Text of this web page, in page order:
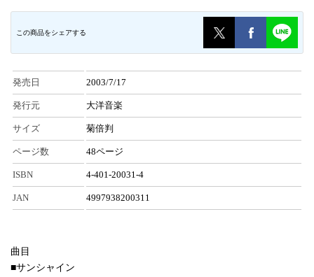
この商品をシェアする
発売日 2003/7/17
発行元 大洋音楽
サイズ 菊倍判
ページ数 48ページ
ISBN 4-401-20031-4
JAN 4997938200311
曲目
■サンシャイン